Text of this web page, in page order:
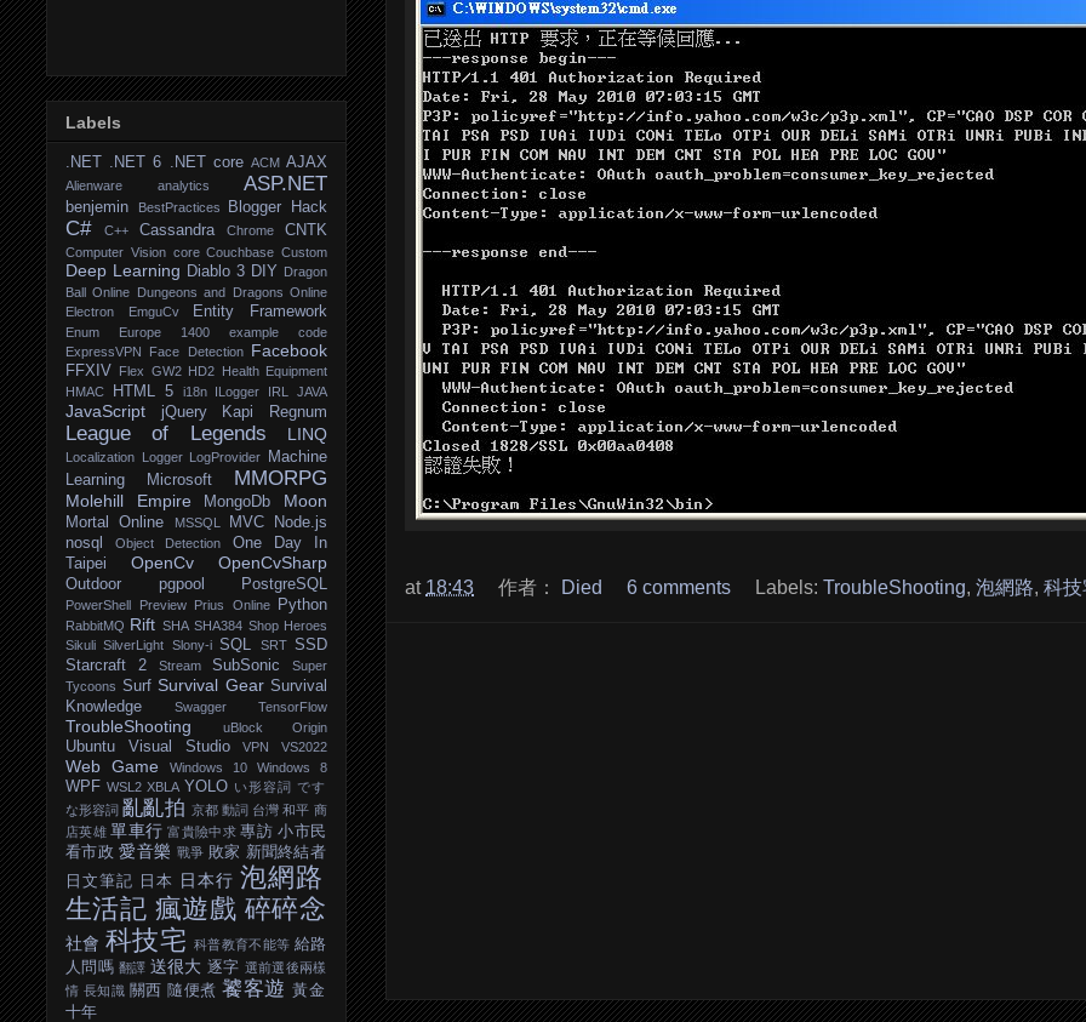
at 18:43 作者： Died 6 comments Labels: TroubleShooting, 泡網路, 科技
Labels
.NET .NET 6 .NET core ACM AJAX
Alienware analytics ASP.NET
benjemin BestPractices Blogger Hack
C# C++ Cassandra Chrome CNTK
Computer Vision core Couchbase Custom
Deep Learning Diablo 3 DIY Dragon
Ball Online Dungeons and Dragons Online
Electron
EmguCv Entity Framework
Enum Europe 1400
example code
ExpressVPN
Face Detection Facebook
FFXIV Flex GW2 HD2 Health Equipment
HMAC
HTML 5 i18n ILogger IRL JAVA
JavaScript jQuery Kapi Regnum
League of Legends LINQ
Localization Logger LogProvider
Machine
Learning
Microsoft MMORPG
Molehill Empire MongoDb Moon
Mortal Online MSSQL MVC
Node.js
nosql
Object Detection
One Day In
Taipei
OpenCv OpenCvSharp
Outdoor pgpool PostgreSQL
PowerShell Preview Prius Online Python
RabbitMQ Rift SHA SHA384 Shop Heroes
Sikuli SilverLight Slony-i SQL SRT SSD
Starcraft 2
Stream SubSonic
Super
Tycoons Surf Survival Gear Survival
Knowledge
Swagger TensorFlow
TroubleShooting uBlock Origin
Ubuntu Visual Studio VPN VS2022
Web Game Windows 10 Windows 8
WPF WSL2 XBLA YOLO い形容詞 です
な形容詞 亂亂拍 京都 動詞 台灣 和平 商
店英雄 單車行 富貴險中求 專訪 小市民
看市政 愛音樂 戰爭 敗家 新聞終結者
日文筆記
日本 日本行 泡網路
生活記 瘋遊戲 碎碎念
社會 科技宅 科普教育不能等 給路
人問嗎 翻譯 送很大 逐字 選前選後兩樣
情 長知識 關西 隨便煮 饕客遊 黃金
十年